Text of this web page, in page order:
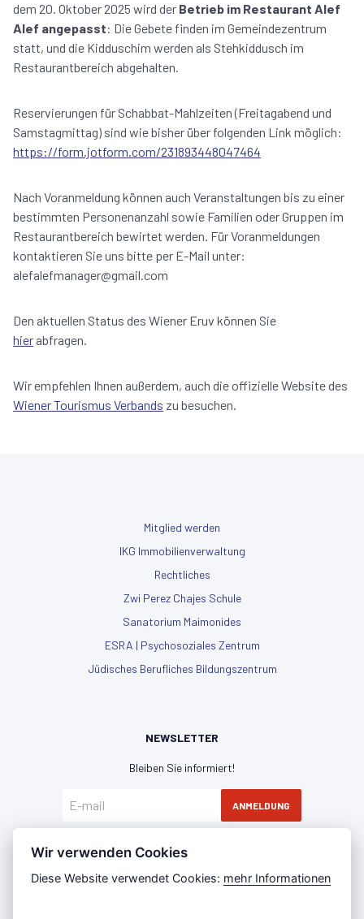
dem 20. Oktober 2025 wird der Betrieb im Restaurant Alef
Alef angepasst: Die Gebete finden im Gemeindezentrum
statt, und die Kidduschim werden als Stehkiddusch im
Restaurantbereich abgehalten.
Reservierungen für Schabbat-Mahlzeiten (Freitagabend und
Samstagmittag) sind wie bisher über folgenden Link möglich:
https://form.jotform.com/231893448047464
Nach Voranmeldung können auch Veranstaltungen bis zu einer
bestimmten Personenanzahl sowie Familien oder Gruppen im
Restaurantbereich bewirtet werden. Für Voranmeldungen
kontaktieren Sie uns bitte per E-Mail unter:
alefalefmanager@gmail.com
Den aktuellen Status des Wiener Eruv können Sie
hier abfragen.
Wir empfehlen Ihnen außerdem, auch die offizielle Website des
Wiener Tourismus Verbands zu besuchen.
Mitglied werden
IKG Immobilienverwaltung
Rechtliches
Zwi Perez Chajes Schule
Sanatorium Maimonides
ESRA | Psychosoziales Zentrum
Jüdisches Berufliches Bildungszentrum
NEWSLETTER
Bleiben Sie informiert!
ANMELDUNG
einverstanden
Wir verwenden Cookies
Diese Website verwendet Cookies: mehr Informationen